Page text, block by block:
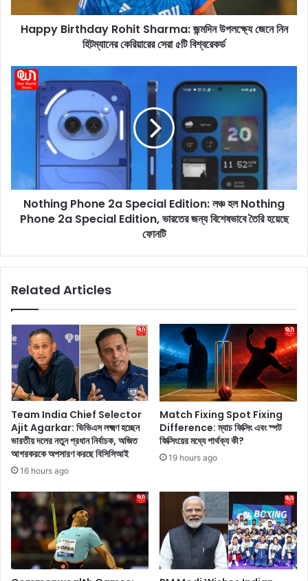
t
y
R
a
জ
দি
প
ল
ক্ষ্যে
জে
নে
নি
ন
হি
ট
নে
র
কে
রি
য়া
রে
র
সে
Happy Birthday Rohit Sharma: জন্মদিন উপলক্ষ্যে জেনে নিন
হিটম্যানের কেরিয়ারের সেরা ৫টি বিশ্বরেকর্ড
N
o
h
p
i
a
l
d
t
i
o
:
ল
ঞ্চ
হ
ল
N
o
t
Nothing Phone 2a Special Edition: লঞ্চ হল Nothing
Phone 2a Special Edition, ভারতের জন্য বিশেষভাবে তৈরি হয়েছে
ফোনটি
Related Articles
Team India Chief Selector
Ajit Agarkar: ভিভিএস লক্ষ্মণ হচ্ছেন
ভারতীয় দলের নতুন প্রধান নির্বাচক, অজিত
আগরকরকে অপসারণ করছে বিসিসিআই
16 hours ago
Match Fixing Spot Fixing
Difference: ম্যাচ ফিক্সিং এবং স্পট
ফিক্সিংয়ের মধ্যে পার্থক্য কী?
19 hours ago